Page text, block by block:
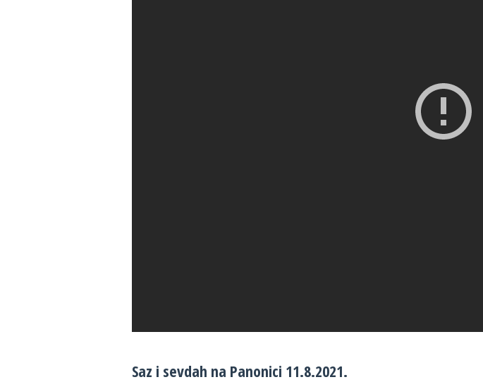
Saz i sevdah na Panonici 11.8.2021.